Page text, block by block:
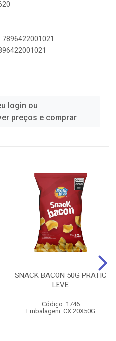
7896422001021
login ou
preços e comprar
SNACK BACON 50G PRATIC
LEVE
Código: 1746
Embalagem: CX.20X50G